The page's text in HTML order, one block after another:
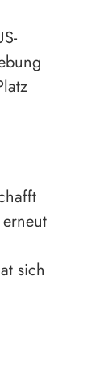
sich